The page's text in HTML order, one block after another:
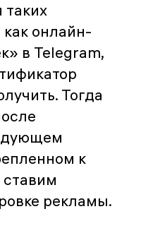
онлайн-
в Telegram,
Тогда
к
рекламы.